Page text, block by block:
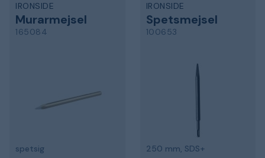
IRONSIDE
Murarmejsel
165084
spetsig
IRONSIDE
Spetsmejsel
100653
250 mm, SDS+